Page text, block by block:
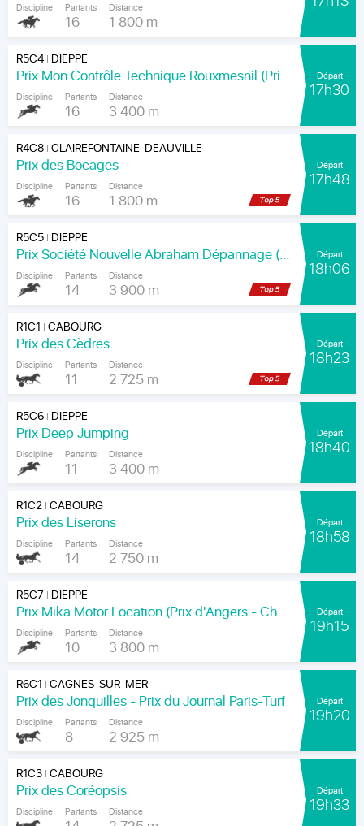
Discipline Partants
16
Distance
1 800 m
R5C4| DIEPPE
Prix Mon Contrôle Technique Rouxmesnil (Prix Jean de la Rochefoucauld)
Discipline Partants
16
Distance
3 400 m
Départ
17h30
R4C8|CLAIREFONTAINE-DEAUVILLE
Prix des Bocages
Discipline Partants
16
Distance
1 800 m
Départ
17h48
R5C5| DIEPPE
Prix Société Nouvelle Abraham Dépannage (Prix Arenice)
Discipline Partants
14
Distance
3 900 m
Départ
18h06
R1C1 |CABOURG
Prix des Cèdres
Discipline Partants
11
Distance
2 725 m
Départ
18h23
R5C6| DIEPPE
Prix Deep Jumping
Discipline Partants
11
Distance
3 400 m
Départ
18h40
R1C2|CABOURG
Prix des Liserons
Discipline Partants
14
Distance
2 750 m
Départ
18h58
R5C7 | DIEPPE
Prix Mika Motor Location (Prix d'Angers - Chamionnat Paris-Turf des Apprentis-Jeunes-Jockeys)
Discipline Partants
10
Distance
3 800 m
Départ
19h15
R6C1 |CAGNES-SUR-MER
Prix des Jonquilles - Prix du Journal Paris-Turf
Discipline Partants
8
Distance
2 925 m
Départ
19h20
R1C3|CABOURG
Prix des Coréopsis
Discipline Partants Distance
Départ
19h33